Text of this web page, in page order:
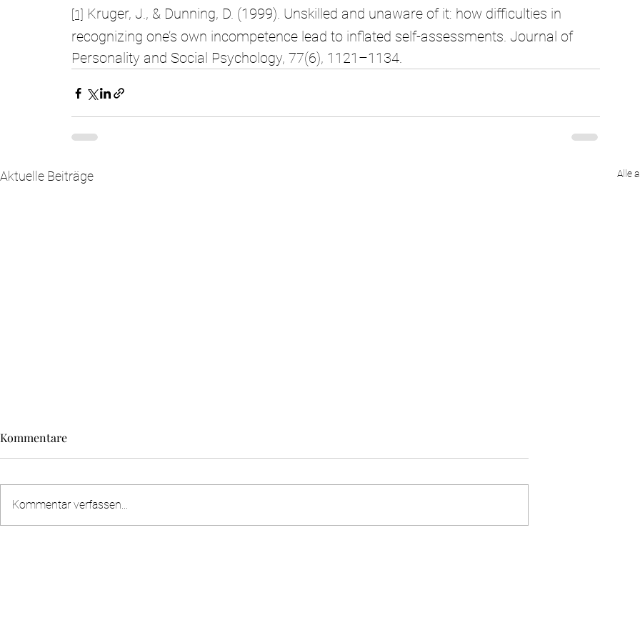
[1]
Kruger, J., & Dunning, D. (1999). Unskilled and unaware of it: how difficulties in
recognizing one’s own incompetence lead to inflated self-assessments. Journal of
Personality and Social Psychology, 77(6), 1121–1134.
Aktuelle Beiträge Alle
Kommentare
Kommentar verfassen...